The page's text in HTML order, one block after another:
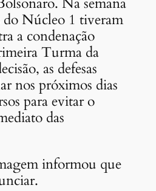
do Núcleo 1 tiveram
a condenação
Turma da
as defesas
nos próximos dias
para evitar o
das
informou que